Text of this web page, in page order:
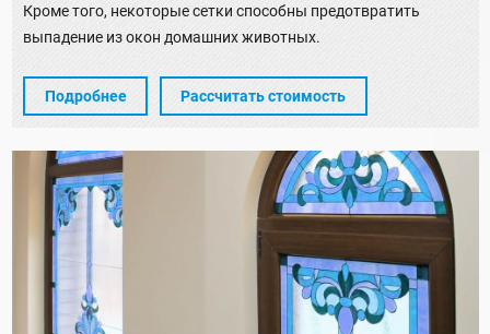
Кроме того, некоторые сетки способны предотвратить
выпадение из окон домашних животных.
Подробнее Рассчитать стоимость